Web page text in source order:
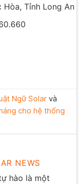
Tỉnh Long An
Ngữ Solar và
cho hệ thống
NEWS
hào là một